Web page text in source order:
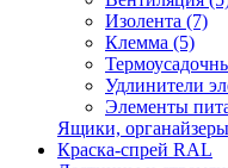
Изолента (7)
Клемма (5)
Удлинители
Элементы
Ящики,
Краска-спрей RAL